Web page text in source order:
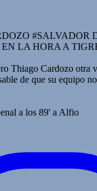
#SALVADOR
LA HORA A
Thiago Cardozo otra
de que su equipo
a los 89' a Alfio